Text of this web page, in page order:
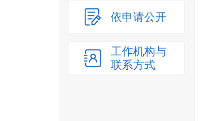
依申请公开
工作机构与
联系方式